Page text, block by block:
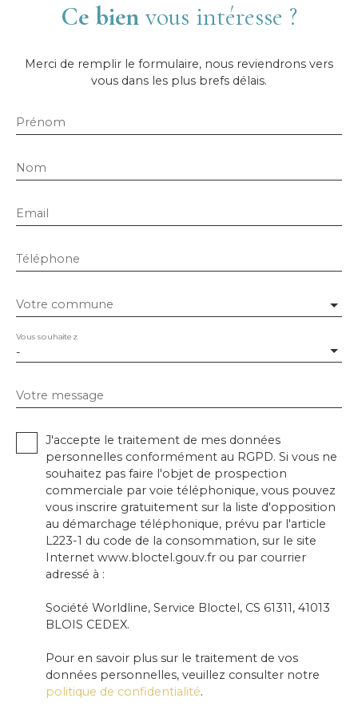
Ce bien vous intéresse ?
Merci de remplir le formulaire, nous reviendrons vers
vous dans les plus brefs délais.
Prénom
Nom
Email
Téléphone
Votre commune
-
Vous souhaitez
Votre message
J'accepte le traitement de mes données
personnelles conformément au RGPD. Si vous ne
souhaitez pas faire l'objet de prospection
commerciale par voie téléphonique, vous pouvez
vous inscrire gratuitement sur la liste d'opposition
au démarchage téléphonique, prévu par l'article
L223-1 du code de la consommation, sur le site
Internet www.bloctel.gouv.fr ou par courrier
adressé à :
Société Worldline, Service Bloctel, CS 61311, 41013
BLOIS CEDEX.
Pour en savoir plus sur le traitement de vos
données personnelles, veuillez consulter notre
politique de confidentialité.